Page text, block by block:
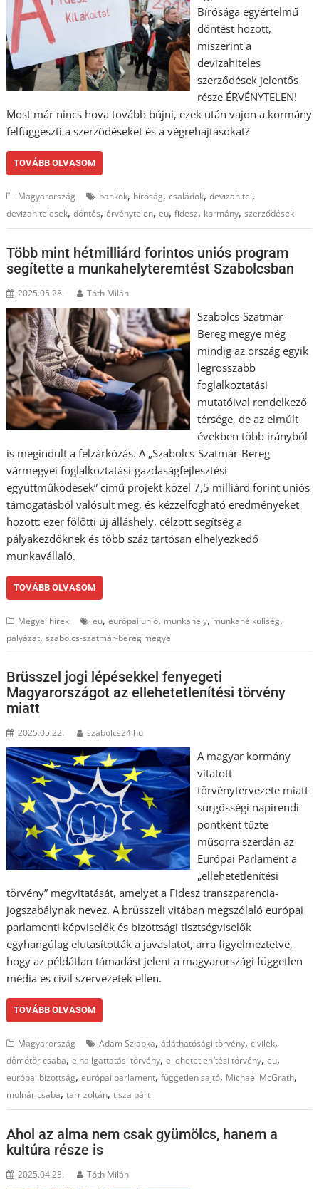
Bírósága egyértelmű
döntést hozott,
miszerint a
devizahiteles
szerződések jelentős
része ÉRVÉNYTELEN!
Most már nincs hova tovább bújni, ezek után vajon a kormány
felfüggeszti a szerződéseket és a végrehajtásokat?
TOVÁBB OLVASOM
Magyarország bankok, bíróság,családok,devizahitel,
devizahitelesek,döntés,érvénytelen,eu,fidesz, kormány,szerződések
Több mint hétmilliárd forintos uniós program
segítette a munkahelyteremtést Szabolcsban
2025.05.28. Tóth Milán
Szabolcs-Szatmár-
Bereg megye még
mindig az ország egyik
legrosszabb
foglalkoztatási
mutatóival rendelkező
térsége, de az elmúlt
években több irányból
is megindult a felzárkózás. A „Szabolcs-Szatmár-Bereg
vármegyei foglalkoztatási-gazdaságfejlesztési
együttműködések” című projekt közel 7,5 milliárd forint uniós
támogatásból valósult meg, és kézzelfogható eredményeket
hozott: ezer fölötti új álláshely, célzott segítség a
pályakezdőknek és több száz tartósan elhelyezkedő
munkavállaló.
TOVÁBB OLVASOM
Megyei hírek eu,európai unió, munkahely, munkanélküliség,
pályázat,szabolcs-szatmár-bereg megye
Brüsszel jogi lépésekkel fenyegeti
Magyarországot az ellehetetlenítési törvény
miatt
2025.05.22. szabolcs24.hu
A magyar kormány
vitatott
törvénytervezete miatt
sürgősségi napirendi
pontként tűzte
műsorra szerdán az
Európai Parlament a
„ellehetetlenítési
törvény” megvitatását, amelyet a Fidesz transzparencia-
jogszabálynak nevez. A brüsszeli vitában megszólaló európai
parlamenti képviselők és bizottsági tisztségviselők
egyhangúlag elutasították a javaslatot, arra figyelmeztetve,
hogy az példátlan támadást jelent a magyarországi független
média és civil szervezetek ellen.
TOVÁBB OLVASOM
Magyarország Adam Szłapka,átláthatósági törvény,civilek,
dömötör csaba,elhallgattatási törvény,ellehetetlenítési törvény,eu,
európai bizottság,európai parlament,független sajtó, Michael McGrath,
molnár csaba,tarr zoltán,tisza párt
Ahol az alma nem csak gyümölcs, hanem a
kultúra része is
2025.04.23. Tóth Milán